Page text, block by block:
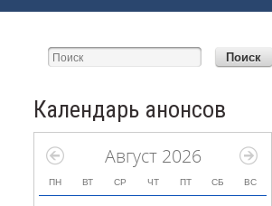
Календарь анонсов
Август 2026
ПН ВТ СР ЧТ ПТ СБ ВС